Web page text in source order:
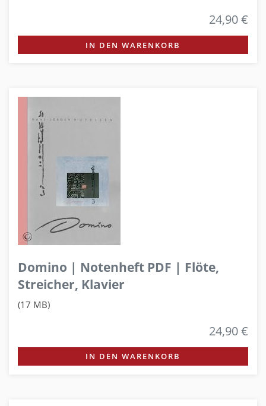
24,90 €
IN DEN WARENKORB
Domino | Notenheft PDF | Flöte,
Streicher, Klavier
(17 MB)
24,90 €
IN DEN WARENKORB